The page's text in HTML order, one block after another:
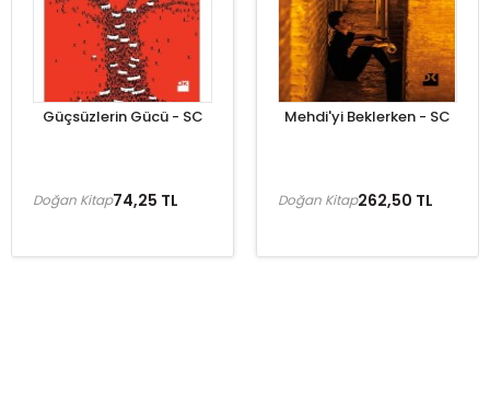
Güçsüzlerin Gücü - SC
74,25 TL
Doğan Kitap
Mehdi'yi Beklerken - SC
262,50 TL
Doğan Kitap